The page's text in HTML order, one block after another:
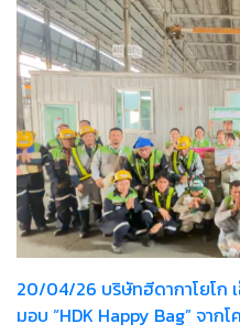
20/04/26 บริษัทฮีดากาโยโก
มอบ “HDK Happy Bag” จาก